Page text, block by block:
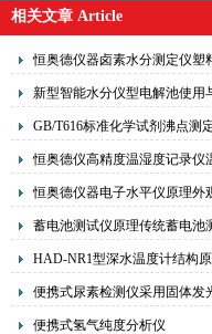
相关文章 Article
恒奥德仪器卤素水分测定仪塑
分仪操作流程核心原理
新型智能水分仪型电解池使用
GB/T616标准化学试剂沸点测
与使用
恒奥德仪高精度温湿度记录仪
的核心原理
恒奥德仪器电子水平仪原理外
蓄电池测试仪原理传统蓄电池
据
HAD-NR1型深水温度计结构
使用方法
便携式尿素检测仪采用固体发
光源又作单色器
便携式氢气纯度分析仪